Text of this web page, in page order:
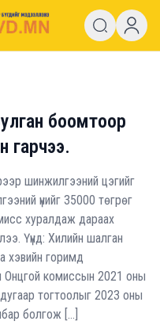
боомтоор
гарчээ.
шинжилгээний цэгийг
үнийг 35000 төгрөг
хуралдаж дараах
Үүнд: Хилийн шалган
хэвийн горимд
Онцгой комиссын 2021 оны
тогтоолыг 2023 оны
болгож […]